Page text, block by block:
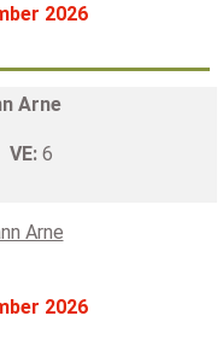
2026
Arne
VE: 6
2026